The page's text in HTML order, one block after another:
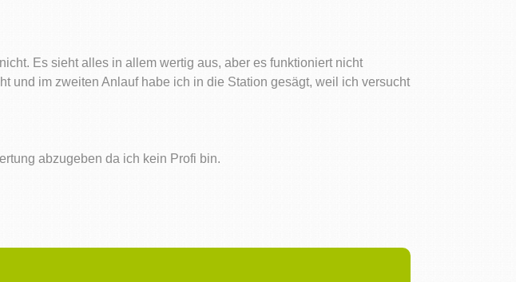
Es sieht alles in allem wertig aus, aber es funktioniert nicht
und im zweiten Anlauf habe ich in die Station gesägt, weil ich versucht
abzugeben da ich kein Profi bin.